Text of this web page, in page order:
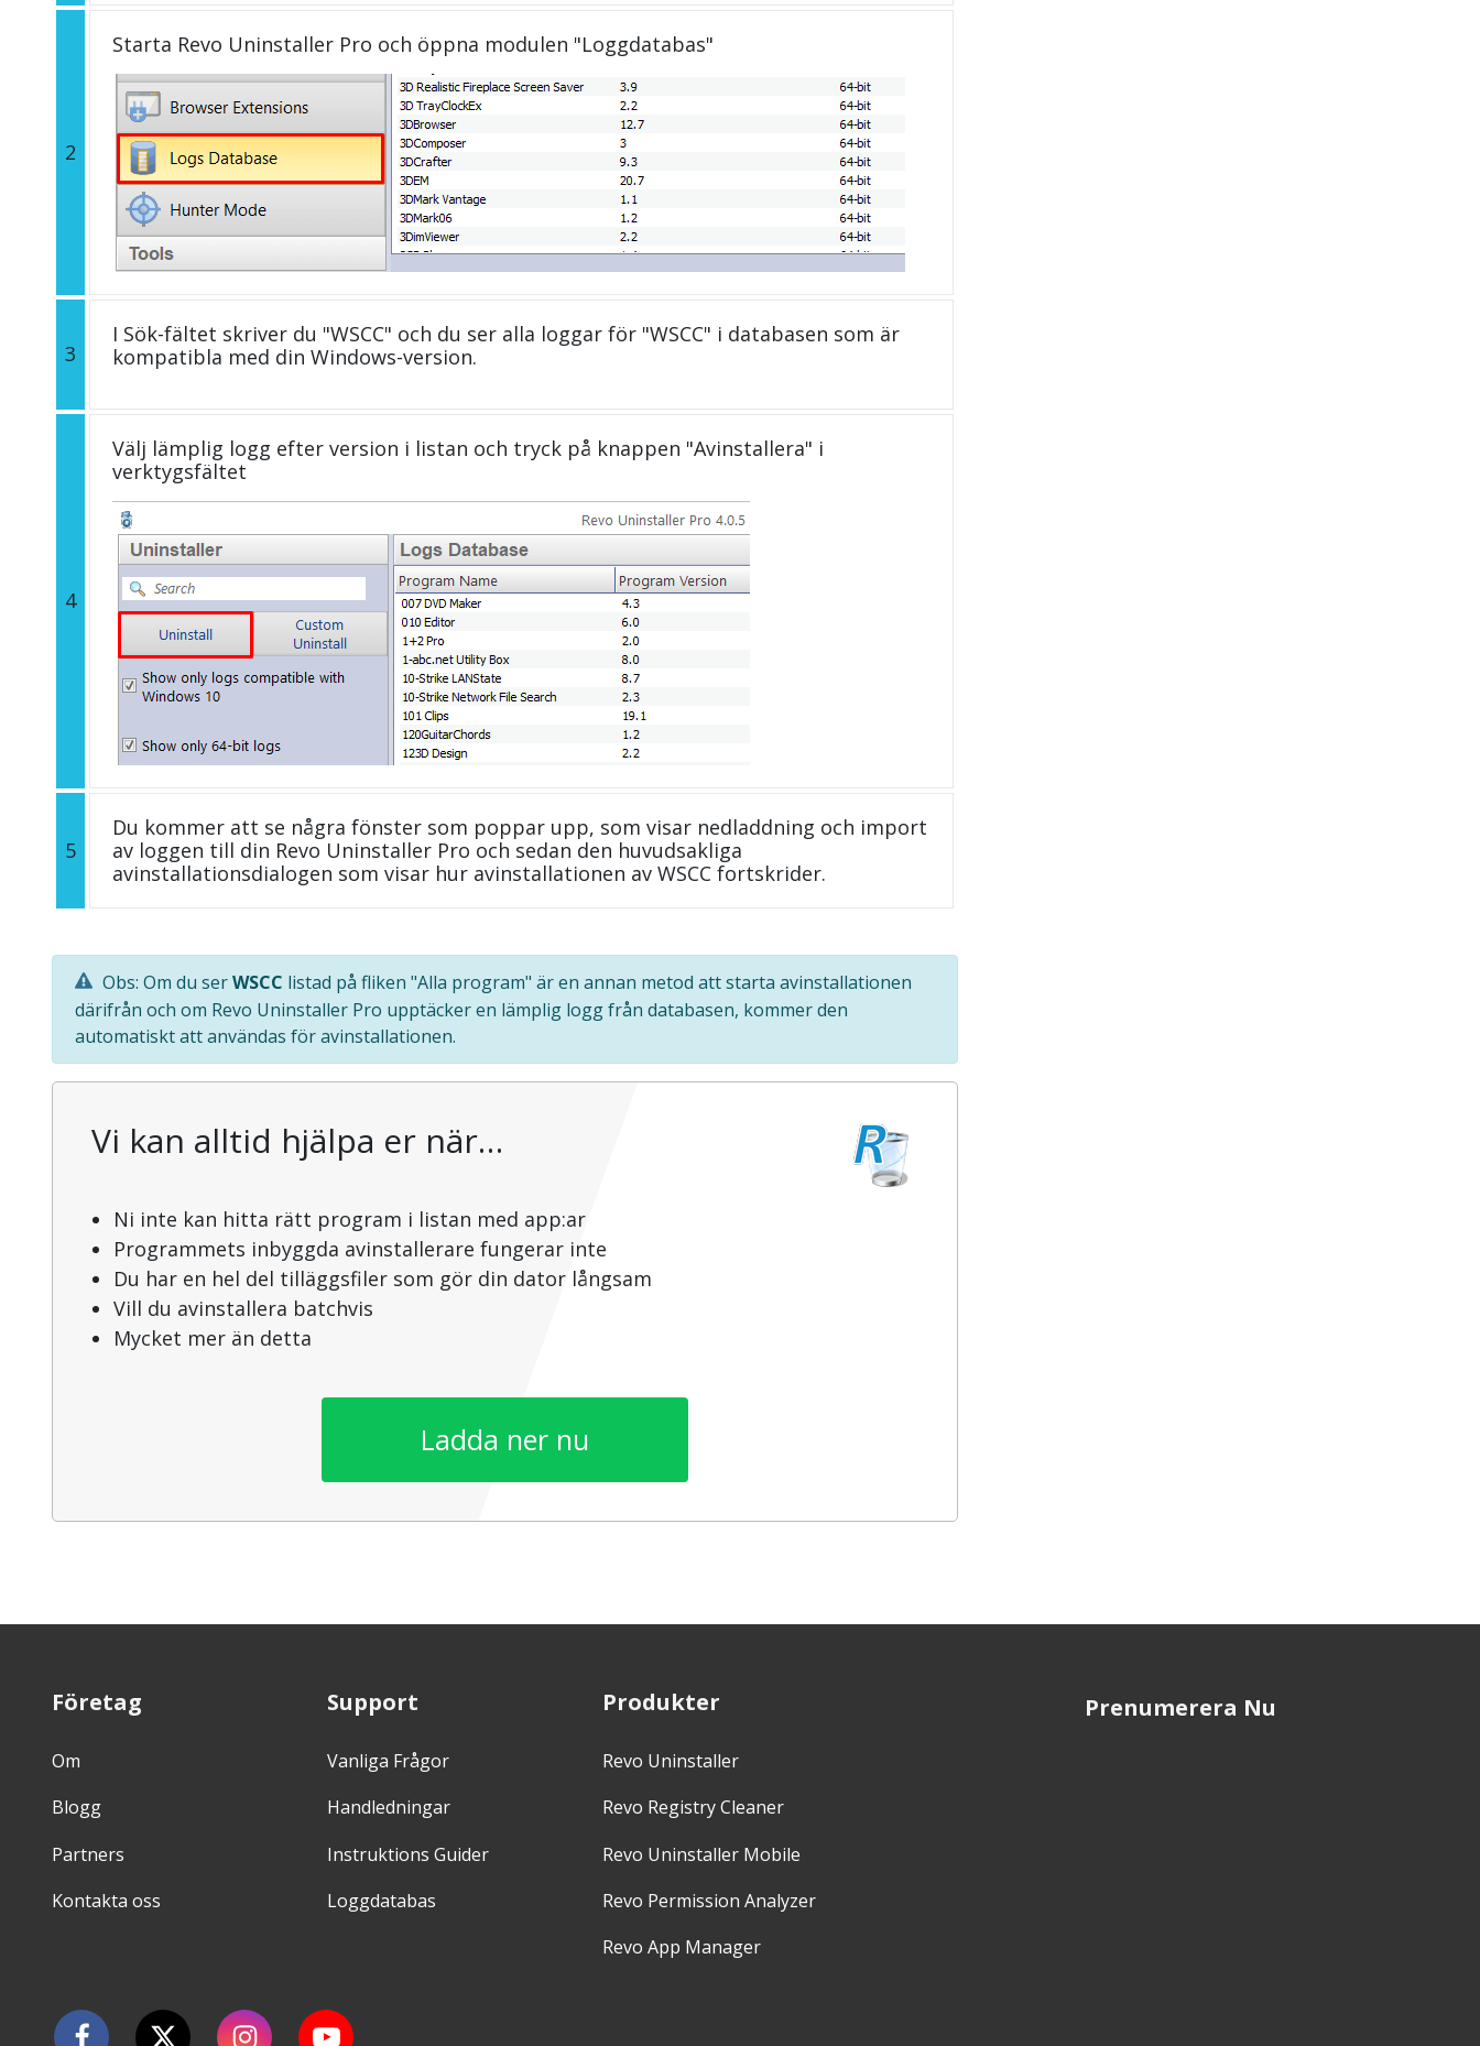
2
Starta Revo Uninstaller Pro och öppna modulen "Loggdatabas"
3
I Sök-fältet skriver du "WSCC" och du ser alla loggar för "WSCC" i databasen som är
kompatibla med din Windows-version.
4
Välj lämplig logg efter version i listan och tryck på knappen "Avinstallera" i
verktygsfältet
5
Du kommer att se några fönster som poppar upp, som visar nedladdning och import
av loggen till din Revo Uninstaller Pro och sedan den huvudsakliga
avinstallationsdialogen som visar hur avinstallationen av WSCC fortskrider.
Obs: Om du serWSCC listad på fliken "Alla program" är en annan metod att starta avinstallationen
därifrån och om Revo Uninstaller Pro upptäcker en lämplig logg från databasen, kommer den
automatiskt att användas för avinstallationen.
Vi kan alltid hjälpa er när…
Ni inte kan hitta rätt program i listan med app:ar
Programmets inbyggda avinstallerare fungerar inte
Du har en hel del tilläggsfiler som gör din dator långsam
Vill du avinstallera batchvis
Mycket mer än detta
Ladda ner nu
Företag
Om
Blogg
Partners
Kontakta oss
Support
Vanliga Frågor
Handledningar
Instruktions Guider
Loggdatabas
Produkter
Revo Uninstaller
Revo Registry Cleaner
Revo Uninstaller Mobile
Revo Permission Analyzer
Revo App Manager
Prenumerera Nu